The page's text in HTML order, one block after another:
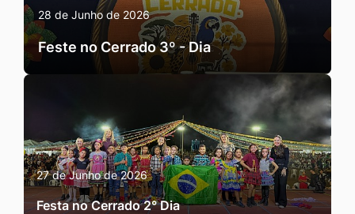
28 de Junho de 2026
Feste no Cerrado 3º - Dia
27 de Junho de 2026
Festa no Cerrado 2° Dia